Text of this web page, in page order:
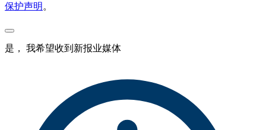
保护声明 。
是， 我希望收到新报业媒体